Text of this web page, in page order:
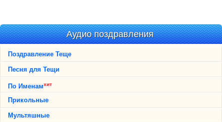
Аудио поздравления
Поздравление Теще
Песня для Тещи
По Именамхит
Прикольные
Мультяшные